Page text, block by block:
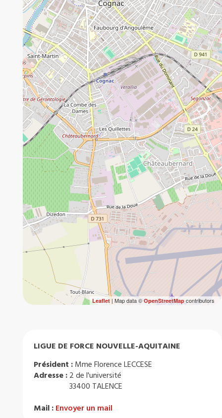
Leaflet| Map data © OpenStreetMapcontributors
LIGUE DE FORCE NOUVELLE-AQUITAINE
Président : Mme Florence LECCESE
Adresse : 2 de l'université
33400 TALENCE
Mail : Envoyer un mail